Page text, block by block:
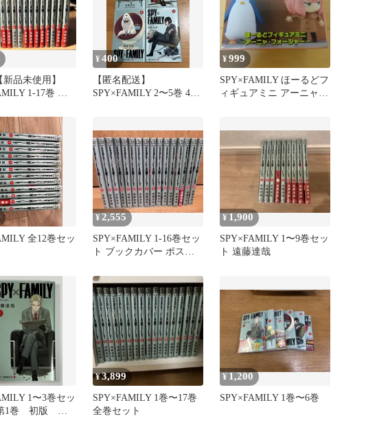
品未使用】
1-17巻 全
¥400
【匿名配送】
SPY×FAMILY 2〜5巻 4冊
¥999
SPY×FAMILY ほーるどフ
ィギュアミニ アーニャ・
全12巻セッ
¥2,555
SPY×FAMILY 1-16巻セッ
ト ブックカバー ポスト
¥ 1,900
SPY×FAMILY 1〜9巻セッ
ト 遠藤達哉
1〜3巻セッ
1巻 初版 ス
¥3,899
SPY×FAMILY 1巻〜17巻
全巻セット
¥ 1,200
SPY×FAMILY 1巻〜6巻